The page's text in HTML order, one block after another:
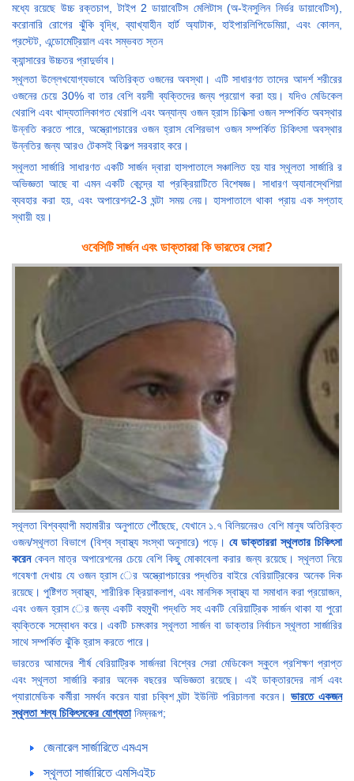
মধ্যে রয়েছে উচ্চ রক্তচাপ, টাইপ 2 ডায়াবেটিস মেলিটাস (অ-ইনসুলিন নির্ভর ডায়াবেটিস),
করোনারি রোগের ঝুঁকি বৃদ্ধি, ব্যাখ্যাহীন হার্ট অ্যাটাক, হাইপারলিপিডেমিয়া, এবং কোলন,
প্রস্টেট, এন্ডোমেট্রিয়াল এবং সম্ভবত স্তন
ক্যান্সারের উচ্চতর প্রাদুর্ভাব।
স্থূলতা উল্লেখযোগ্যভাবে অতিরিক্ত ওজনের অবস্থা। এটি সাধারণত তাদের আদর্শ শরীরের
ওজনের চেয়ে 30% বা তার বেশি বয়সী ব্যক্তিদের জন্য প্রয়োগ করা হয়। যদিও মেডিকেল
থেরাপি এবং খাদ্যতালিকাগত থেরাপি এবং অন্যান্য ওজন হ্রাস চিকিত্সা ওজন সম্পর্কিত অবস্থার
উন্নতি করতে পারে, অস্ত্রোপচারের ওজন হ্রাস বেশিরভাগ ওজন সম্পর্কিত চিকিৎসা অবস্থার
উন্নতির জন্য আরও টেকসই বিকল্প সরবরাহ করে।
স্থূলতা সার্জারি সাধারণত একটি সার্জন দ্বারা হাসপাতালে সঞ্চালিত হয় যার স্থূলতা সার্জারি র
অভিজ্ঞতা আছে বা এমন একটি কেন্দ্রে যা প্রক্রিয়াটিতে বিশেষজ্ঞ। সাধারণ অ্যানাস্থেশিয়া
ব্যবহার করা হয়, এবং অপারেশন2-3 ঘন্টা সময় নেয়। হাসপাতালে থাকা প্রায় এক সপ্তাহ
স্থায়ী হয়।
ওবেসিটি সার্জন এবং ডাক্তাররা কি ভারতের সেরা?
স্থূলতা বিশ্বব্যাপী মহামারীর অনুপাতে পৌঁছেছে, যেখানে ১.৭ বিলিয়নেরও বেশি মানুষ অতিরিক্ত
ওজন/স্থূলতা বিভাগে (বিশ্ব স্বাস্থ্য সংস্থা অনুসারে) পড়ে।যে ডাক্তাররা স্থূলতার চিকিৎসা
করেনকেবল মাত্র অপারেশনের চেয়ে বেশি কিছু মোকাবেলা করার জন্য রয়েছে। স্থূলতা নিয়ে
গবেষণা দেখায় যে ওজন হ্রাস ের অস্ত্রোপচারের পদ্ধতির বাইরে বেরিয়াট্রিকের অনেক দিক
রয়েছে। পুষ্টিগত স্বাস্থ্য, শারীরিক ক্রিয়াকলাপ, এবং মানসিক স্বাস্থ্য যা সমাধান করা প্রয়োজন,
এবং ওজন হ্রাস ের জন্য একটি বহুমুখী পদ্ধতি সহ একটি বেরিয়াট্রিক সার্জন থাকা যা পুরো
ব্যক্তিকে সম্বোধন করে। একটি চমৎকার স্থূলতা সার্জন বা ডাক্তার নির্বাচন স্থূলতা সার্জারির
সাথে সম্পর্কিত ঝুঁকি হ্রাস করতে পারে।
ভারতের আমাদের শীর্ষ বেরিয়াট্রিক সার্জনরা বিশ্বের সেরা মেডিকেল স্কুলে প্রশিক্ষণ প্রাপ্ত
এবং স্থূলতা সার্জারি করার অনেক বছরের অভিজ্ঞতা রয়েছে। এই ডাক্তারদের নার্স এবং
প্যারামেডিক কর্মীরা সমর্থন করেন যারা চব্বিশ ঘন্টা ইউনিট পরিচালনা করেন।ভারতে একজন
স্থূলতা শল্য চিকিৎসকের যোগ্যতানিম্নরূপ;
জেনারেল সার্জারিতে এমএস
স্থূলতা সার্জারিতে এমসিএইচ